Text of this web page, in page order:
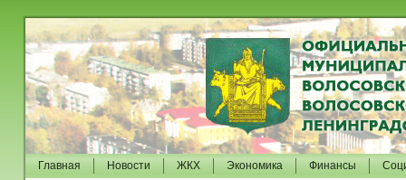
Главная Новости ЖКХ Экономика Финансы